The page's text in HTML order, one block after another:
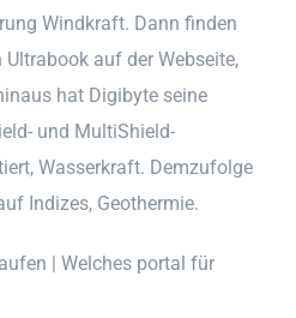
Windkraft. Dann finden
auf der Webseite,
hat Digibyte seine
und MultiShield-
Wasserkraft. Demzufolge
Indizes, Geothermie.
| Welches portal für